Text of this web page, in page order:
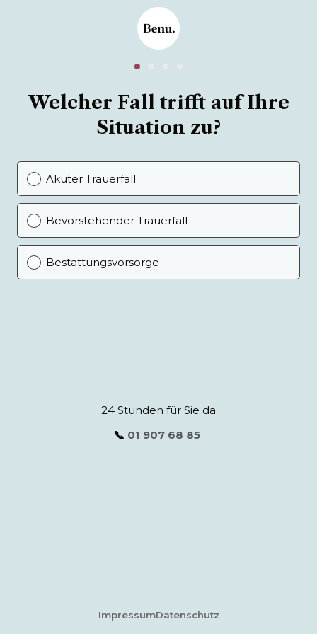
Welcher Fall trifft auf Ihre
Situation zu?
Akuter Trauerfall
Bevorstehender Trauerfall
Bestattungsvorsorge
24 Stunden für Sie da
📞 01 907 68 85
ImpressumDatenschutz